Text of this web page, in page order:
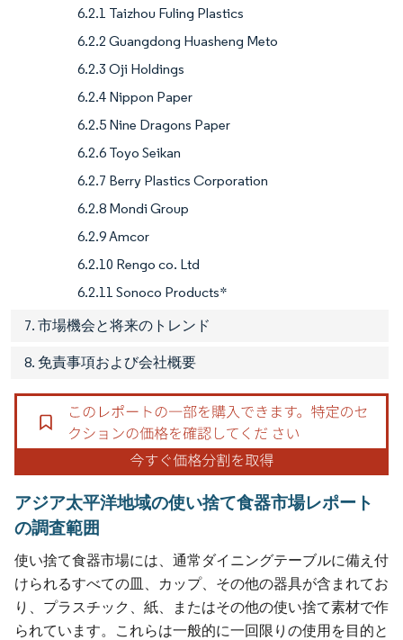
6.2.1 Taizhou Fuling Plastics
6.2.2 Guangdong Huasheng Meto
6.2.3 Oji Holdings
6.2.4 Nippon Paper
6.2.5 Nine Dragons Paper
6.2.6 Toyo Seikan
6.2.7 Berry Plastics Corporation
6.2.8 Mondi Group
6.2.9 Amcor
6.2.10 Rengo co. Ltd
6.2.11 Sonoco Products*
7. 市場機会と将来のトレンド
8. 免責事項および会社概要
アジア太平洋地域の使い捨て食器市場レポート
の調査範囲
使い捨て食器市場には、通常ダイニングテーブルに備え付
けられるすべての皿、カップ、その他の器具が含まれてお
り、プラスチック、紙、またはその他の使い捨て素材で作
られています。これらは一般的に一回限りの使用を目的と